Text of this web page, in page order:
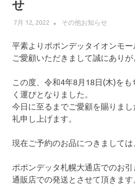
せ
7月 12, 2022 POPON
その他お知らせ
平素よりポポンデッタイオンモ
ご愛顧いただきまして誠にありが
この度、令和4年8月18日(木)を
く運びとなりました。
今日に至るまでご愛顧を賜りま
礼申し上げます。
現在ご予約のお品につきましては
ポポンデッタ札幌大通店でのお
通販店での発送とさせて頂きます